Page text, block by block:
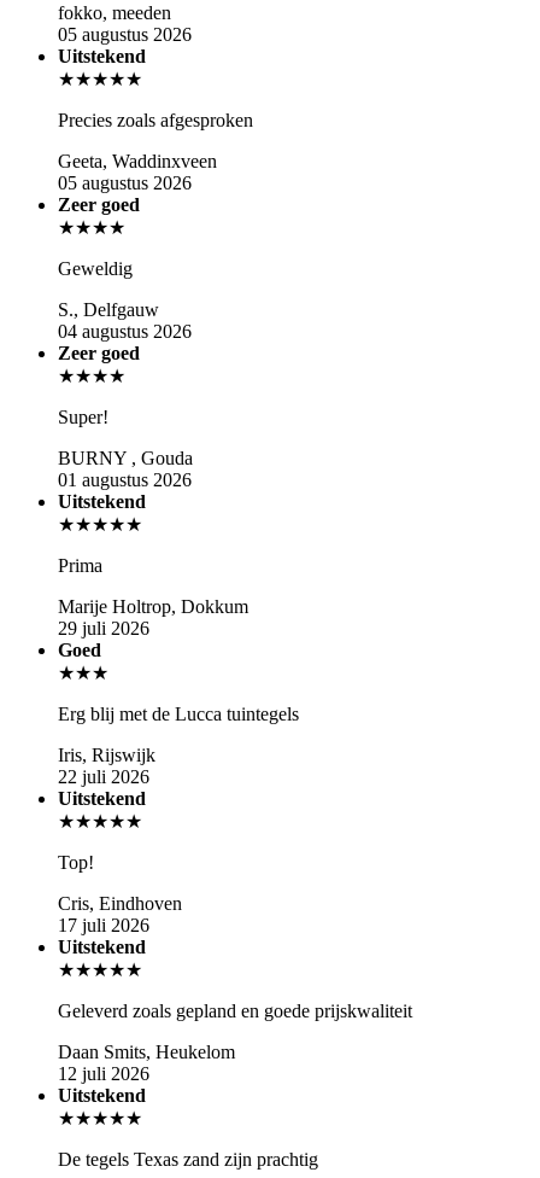
fokko, meeden
05 augustus 2026
Uitstekend
★★★★★
Precies zoals afgesproken
Geeta, Waddinxveen
05 augustus 2026
Zeer goed
★★★★
Geweldig
S., Delfgauw
04 augustus 2026
Zeer goed
★★★★
Super!
BURNY , Gouda
01 augustus 2026
Uitstekend
★★★★★
Prima
Marije Holtrop, Dokkum
29 juli 2026
Goed
★★★
Erg blij met de Lucca tuintegels
Iris, Rijswijk
22 juli 2026
Uitstekend
★★★★★
Top!
Cris, Eindhoven
17 juli 2026
Uitstekend
★★★★★
Geleverd zoals gepland en goede prijskwaliteit
Daan Smits, Heukelom
12 juli 2026
Uitstekend
★★★★★
De tegels Texas zand zijn prachtig